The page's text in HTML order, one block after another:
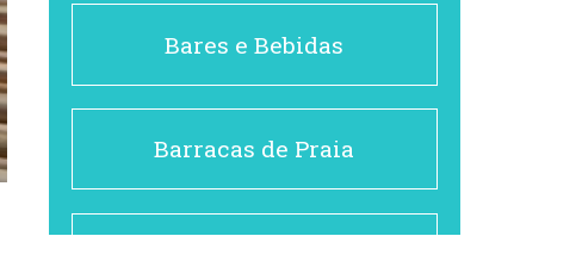
Bares e Bebidas
Barracas de Praia